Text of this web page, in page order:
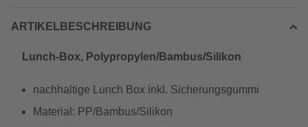
ARTIKELBESCHREIBUNG
Lunch-Box, Polypropylen/Bambus/Silikon
nachhaltige Lunch Box inkl. Sicherungsgummi
Material: PP/Bambus/Silikon